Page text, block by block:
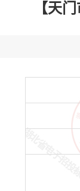
【天